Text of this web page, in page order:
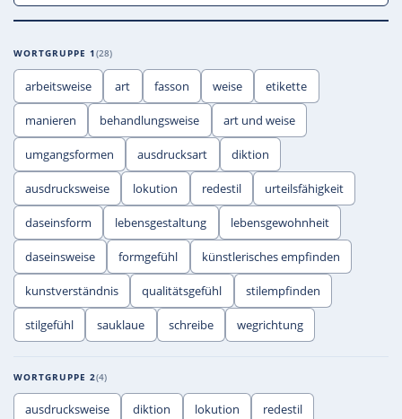
WORTGRUPPE 1 28
arbeitsweise art fasson weise etikette
manieren behandlungsweise art und weise
umgangsformen ausdrucksart diktion
ausdrucksweise lokution redestil urteilsfähigkeit
daseinsform lebensgestaltung lebensgewohnheit
daseinsweise formgefühl künstlerisches empfinden
kunstverständnis qualitätsgefühl stilempfinden
stilgefühl sauklaue schreibe wegrichtung
WORTGRUPPE 2 4
ausdrucksweise diktion lokution redestil